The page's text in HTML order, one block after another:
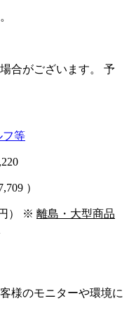
合がございます。 予
フ等
）
） ※ 離島・大型商品
様のモニターや環境に